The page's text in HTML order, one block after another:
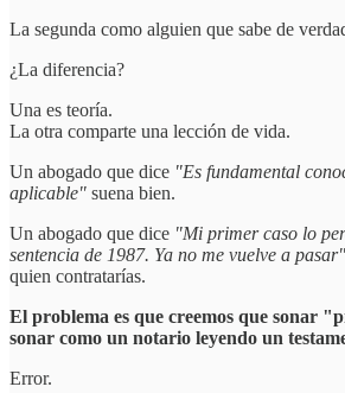
La segunda como alguien que sabe de
¿La diferencia?
Una es teoría.
La otra comparte una lección de vida.
Un abogado que dice "Es fundamental
aplicable" suena bien.
Un abogado que dice "Mi primer caso lo
sentencia de 1987. Ya no me vuelve a pasar"
quien contratarías.
El problema es que creemos que sonar
sonar como un notario leyendo un
Error.